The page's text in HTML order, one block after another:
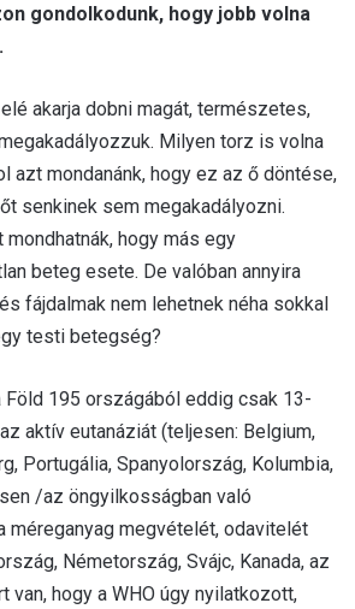
gondolkodunk, hogy jobb volna
akarja dobni magát, természetes,
Milyen torz is volna
azt mondanánk, hogy ez az ő döntése,
senkinek sem megakadályozni.
hogy más egy
beteg esete. De valóban annyira
fájdalmak nem lehetnek néha sokkal
testi betegség?
Föld 195 országából eddig csak 13-
aktív eutanáziát (teljesen: Belgium,
Portugália, Spanyolország, Kolumbia,
/az öngyilkosságban való
méreganyag megvételét, odavitelét
Németország, Svájc, Kanada, az
van, hogy a WHO úgy nyilatkozott,